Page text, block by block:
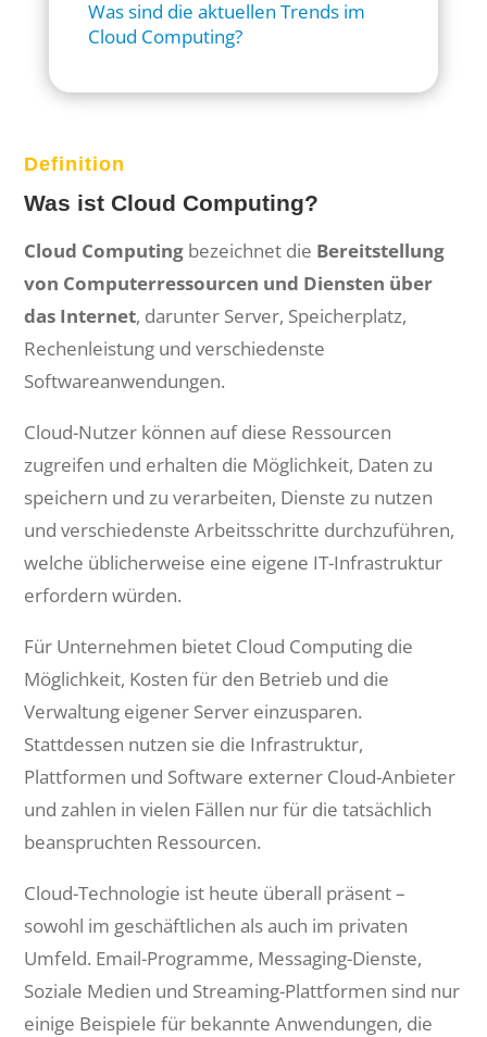
Was sind die aktuellen Trends im
Cloud Computing?
Definition
Was ist Cloud Computing?
Cloud Computing bezeichnet die Bereitstellung
von Computerressourcen und Diensten über
das Internet, darunter Server, Speicherplatz,
Rechenleistung und verschiedenste
Softwareanwendungen.
Cloud-Nutzer können auf diese Ressourcen
zugreifen und erhalten die Möglichkeit, Daten zu
speichern und zu verarbeiten, Dienste zu nutzen
und verschiedenste Arbeitsschritte durchzuführen,
welche üblicherweise eine eigene IT-Infrastruktur
erfordern würden.
Für Unternehmen bietet Cloud Computing die
Möglichkeit, Kosten für den Betrieb und die
Verwaltung eigener Server einzusparen.
Stattdessen nutzen sie die Infrastruktur,
Plattformen und Software externer Cloud-Anbieter
und zahlen in vielen Fällen nur für die tatsächlich
beanspruchten Ressourcen.
Cloud-Technologie ist heute überall präsent –
sowohl im geschäftlichen als auch im privaten
Umfeld. Email-Programme, Messaging-Dienste,
Soziale Medien und Streaming-Plattformen sind nur
einige Beispiele für bekannte Anwendungen, die